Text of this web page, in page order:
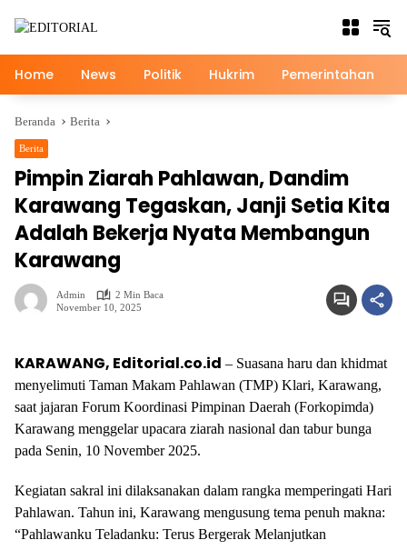
Home News Politik Hukrim Pemerintahan
Beranda Berita
Berita
Pimpin Ziarah Pahlawan, Dandim
Karawang Tegaskan, Janji Setia Kita
Adalah Bekerja Nyata Membangun
Karawang
Admin
2 Min Baca
November 10, 2025
KARAWANG, Editorial.co.id – Suasana haru dan khidmat
menyelimuti Taman Makam Pahlawan (TMP) Klari, Karawang,
saat jajaran Forum Koordinasi Pimpinan Daerah (Forkopimda)
Karawang menggelar upacara ziarah nasional dan tabur bunga
pada Senin, 10 November 2025.
Kegiatan sakral ini dilaksanakan dalam rangka memperingati Hari
Pahlawan. Tahun ini, Karawang mengusung tema penuh makna:
“Pahlawanku Teladanku: Terus Bergerak Melanjutkan